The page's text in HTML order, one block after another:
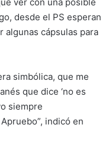
desde el PS esperan
algunas cápsulas para
simbólica, que me
que dice ‘no es
siempre
indicó en